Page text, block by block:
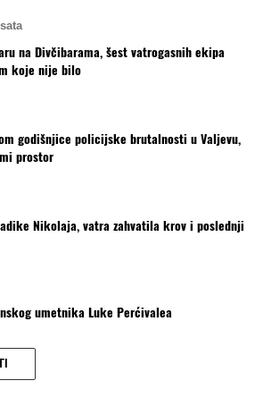
na Divčibarama, šest vatrogasnih ekipa
koje nije bilo
godišnjice policijske brutalnosti u Valjevu,
prostor
Nikolaja, vatra zahvatila krov i poslednji
umetnika Luke Perćivalea